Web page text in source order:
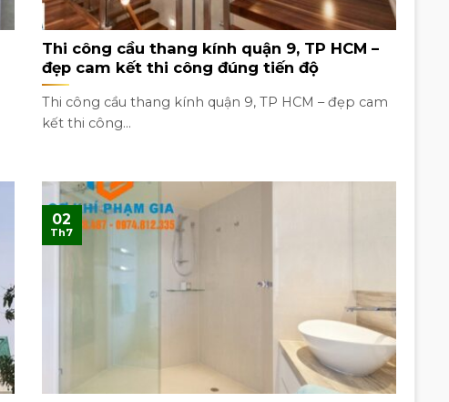
Thi công cầu thang kính quận 9, TP HCM –
đẹp cam kết thi công đúng tiến độ
Thi công cầu thang kính quận 9, TP HCM – đẹp cam
kết thi công...
02
Th7